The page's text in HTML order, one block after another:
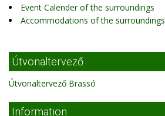
Event Calender of the surroundings
Accommodations of the surroundings
Útvonaltervező
Útvonaltervező Brassó
Information